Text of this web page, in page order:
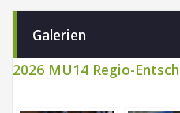
Galerien
2026 MU14 Regio-